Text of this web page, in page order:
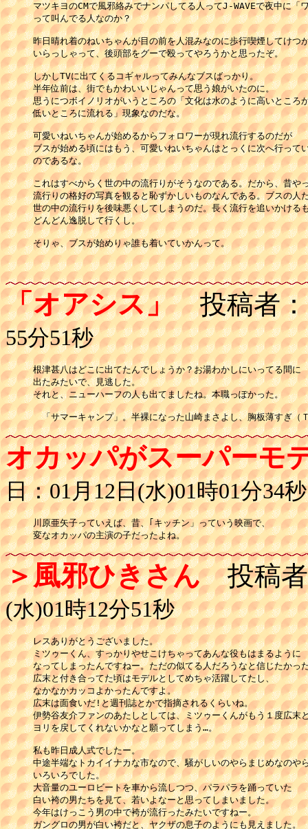
マツキヨのCMで風邪絡みでナンパしてる人ってJ-WAVEで夜中に「
って叫んでる人なのか？
昨日晴れ着のねいちゃんが目の前を人混みなのに歩行喫煙してけつ
いらっしゃって、後頭部をグーで殴ってやろうかと思ったぞ。
しかしTVに出てくるコギャルってみんなブスばっかり。
半年位前は、街でもかわいいじゃんって思う娘がいたのに。
思うにつボイノリオがいうところの「文化は水のように高いところ
低いところに流れる」現象なのだな。
可愛いねいちゃんが始めるからフォロワーが現れ流行するのだが
ブスが始める頃にはもう、可愛いねいちゃんはとっくに次へ行って
のであるな。
これはすべからく世の中の流行りがそうなのである。だから、昔や
流行りの格好の写真を観ると恥ずかしいものなんである。ブスの人
世の中の流行りを後味悪くしてしまうのだ。長く流行を追いかける
どんどん逸脱して行くし。
そりゃ、ブスが始めりゃ誰も着いていかんって。
「オアシス」投稿者：
55分51秒
根津甚八はどこに出てたんでしょうか？お湯わかしにいってる間に
出たみたいで、見逃した。
それと、ニューハーフの人も出てましたね。本職っぽかった。
「サマーキャンプ」。半裸になった山崎まさよし、胸板薄すぎ（
オカッパがスーパーモ
日：01月12日(水)01時01分34秒
川原亜矢子っていえば、昔、｢キッチン」っていう映画で、
変なオカッパの主演の子だったよね。
＞風邪ひきさん投稿者
(水)01時12分51秒
レスありがとうございました。
ミツゥーくん、すっかりやせこけちゃってあんな役もはまるように
なってしまったんですねー。ただの似てる人だろうなと信じたかっ
広末と付き合ってた頃はモデルとしてめちゃ活躍してたし、
なかなかカッコよかったんですよ。
広末は面食いだ!と週刊誌とかで指摘されるくらいね。
伊勢谷友介ファンのあたしとしては、ミツゥーくんがもう１度広末
ヨリを戻してくれないかなと願ってしまう…。
私も昨日成人式でしたー。
中途半端なトカイイナカな市なので、騒がしいのやらまじめなのや
いろいろでした。
大音量のユーロビートを車から流しつつ、パラパラを踊っていた
白い袴の男たちを見て、若いよなーと思ってしまいました。
今年はけっこう男の中で袴が流行ったみたいですねー。
ガングロの男が白い袴だと、ヤクザの息子のようにも見えました。